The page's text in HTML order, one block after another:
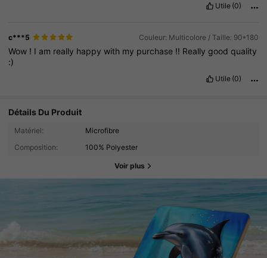
Utile (0)
c***5 Couleur: Multicolore / Taille: 90*180
Wow ! I am really happywith my purchase !! Reallygoodquality
:)
Utile (0)
Détails Du Produit
Matériel:
Microfibre
Composition:
100% Polyester
Voir plus